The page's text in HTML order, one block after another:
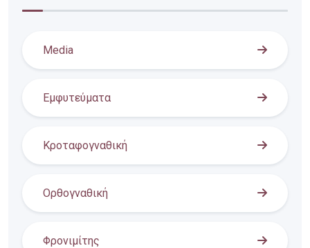
Media
Εμφυτεύματα
Κροταφογναθική
Ορθογναθική
Φρονιμίτης